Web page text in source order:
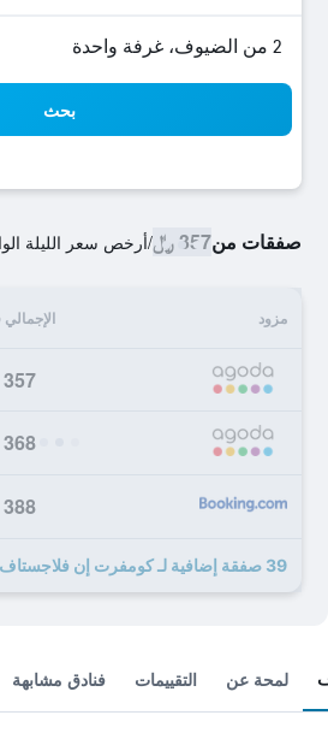
2 من الضيوف، غرفة واحدة
بحث
صفقات من357 ﷼ /أرخص سعر الليلة
مزود الإجمالي
357 ﷼
368 ﷼
388 ﷼
39 صفقة إضافية لـ كومفرت إن فلاجستاف ساوث آي-17
لمحة عن التقييمات فنادق مشابهة